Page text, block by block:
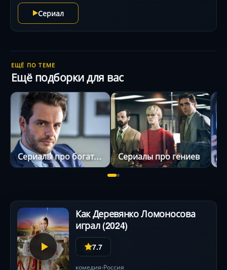
сестра-аферистка, брат-гопник и родители с
сомнительными привычками. Пока герой отчаянно
пытается выгнать семью и скрыть разруху, он
Степану приходится спасать имущество от рейдеров
и восстанавливать то, что не успели уничтожить
родственники. В динамичной комедии с Кузьмой
Сапрыкиным, Филиппом Ершовым и Анной Ардовой
хаос смешивается с искренними семейными
ценностями.
Сериал
ЕЩЁ ПО ТЕМЕ
Ещё подборки для вас
Сериалы про богатых Сериалы про гениев
Как Деревянко Ломоносова
играл (2024)
7.7
комедия•Россия